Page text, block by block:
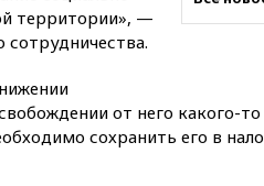
X о
территории», —
от него какого-то
сохранить его в